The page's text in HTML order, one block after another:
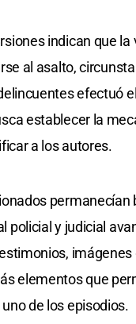
indican que la
al asalto,
efectuó
establecer la
a los autores.
permanecían
policial y judicial
imágenes
elementos que
de los episodios.